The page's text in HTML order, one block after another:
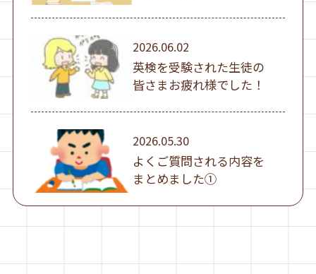
2026.06.02
英検を受験された生徒の
皆さまお疲れ様でした！
2026.05.30
よくご質問される内容を
まとめました①